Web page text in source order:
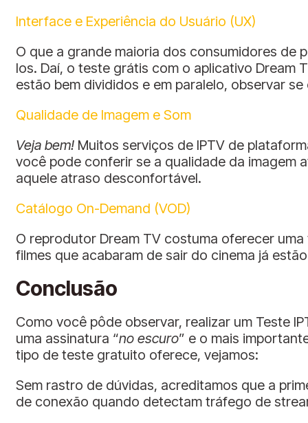
Interface e Experiência do Usuário (UX)
O que a grande maioria dos consumidores de
los. Daí, o teste grátis com o aplicativo Dream
estão bem divididos e em paralelo, observar
Qualidade de Imagem e Som
Veja bem! Muitos serviços de IPTV de
você pode conferir se a qualidade da imagem
aquele atraso desconfortável.
Catálogo On-Demand (VOD)
O reprodutor Dream TV costuma oferecer
filmes que acabaram de sair do cinema já
Conclusão
Como você pôde observar, realizar um Teste
uma assinatura “no escuro” e o mais
tipo de teste gratuito oferece, vejamos:
Sem rastro de dúvidas, acreditamos que a
de conexão quando detectam tráfego de